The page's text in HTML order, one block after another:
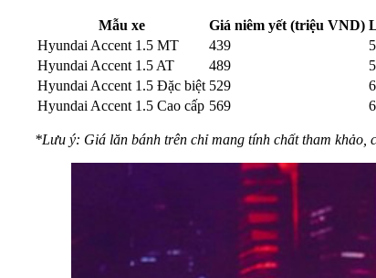
Mẫu xe Giá niêm yết (triệu VND)
Hyundai Accent 1.5 MT
439
Hyundai Accent 1.5 AT
489
Hyundai Accent 1.5 Đặc biệt 529
Hyundai Accent 1.5 Cao cấp 569
*Lưu ý: Giá lăn bánh trên chỉ mang tính chất tham khảo,